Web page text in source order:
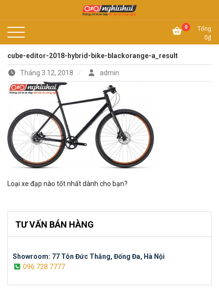
Xe đạp Nhật Nghĩa Hải 0
Tổng
0₫
cube-editor-2018-hybrid-bike-blackorange-a_result
Tháng 3 12, 2018 admin
Loại xe đạp nào tốt nhất dành cho bạn?
TƯ VẤN BÁN HÀNG
Showroom: 77 Tôn Đức Thắng, Đống Đa, Hà Nội
096 728 7777